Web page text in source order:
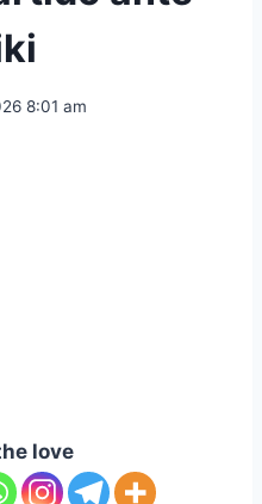
8:01 am
love